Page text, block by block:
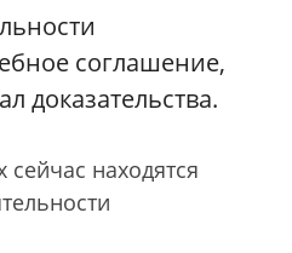
соглашение,
доказательства.
находятся